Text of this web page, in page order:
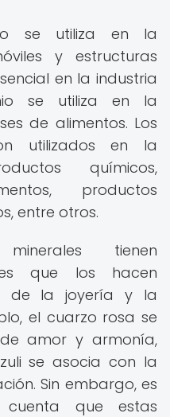
se utiliza en la
y estructuras
en la industria
se utiliza en la
de alimentos. Los
utilizados en la
químicos,
productos
entre otros.
tienen
que los hacen
de la joyería y la
el cuarzo rosa se
amor y armonía,
se asocia con la
Sin embargo, es
que estas